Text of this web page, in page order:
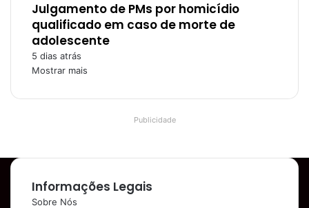
Julgamento de PMs por homicídio
qualificado em caso de morte de
adolescente
5 dias atrás
Mostrar mais
Publicidade
Informações Legais
Sobre Nós